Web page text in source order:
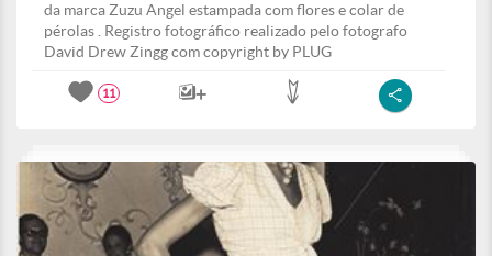
da marca Zuzu Angel estampada com flores e colar de
pérolas . Registro fotográfico realizado pelo fotografo
David Drew Zingg com copyright by PLUG
11